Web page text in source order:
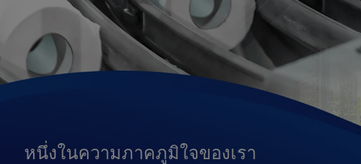
หนึ่งในความภาคภูมิใจของเรา